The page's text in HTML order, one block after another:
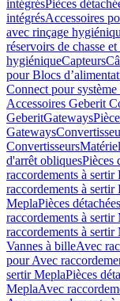
intégrésPièces
intégrésAccessoires
avec rinçage
réservoirs de chasse
hygiéniqueCapteurs
pour Blocs
Connect pour
Accessoires Geberit
GeberitGateways
Gateways
Convertisseurs
d'arrêt obliquesPièces
raccordements à
raccordements à
MeplaPièces
raccordements à sertir
raccordements à sertir
Vannes à billeAvec
pour Avec
sertir MeplaPièces
MeplaAvec